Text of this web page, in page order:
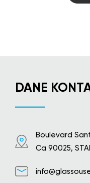
DANE
Boulevard
Ca 90025,